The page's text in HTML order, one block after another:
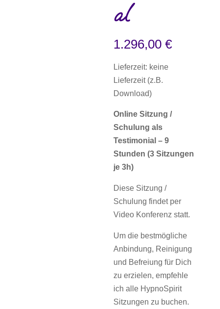
al
1.296,00€
Lieferzeit: keine
Lieferzeit (z.B.
Download)
Online Sitzung /
Schulung als
Testimonial – 9
Stunden(3 Sitzungen
je 3h)
Diese Sitzung /
Schulung findet per
Video Konferenz statt.
Um die bestmögliche
Anbindung, Reinigung
und Befreiung für Dich
zu erzielen, empfehle
ich alle HypnoSpirit
Sitzungen zu buchen.